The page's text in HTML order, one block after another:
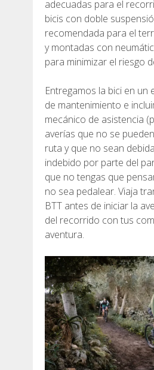
NORMAS Y CRITERIOS DE
RÁNKING
SERVICIO DE ASISTENCIA
ENVÍA UN INTENTO
PRECIO
ALOJAMIENTO
EXTRAS
REGLAMENTO
adecuadas para el
bicis con doble
recomendada para el
y montadas con
para minimizar el riesgo
Entregamos la bici en un
de mantenimiento e
mecánico de asistencia
averías que no se
ruta y que no sean
indebido por parte del
que no tengas que
no sea pedalear. Viaja
BTT antes de iniciar la
del recorrido con tus
aventura.